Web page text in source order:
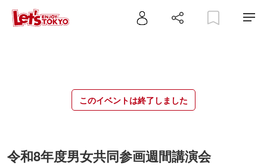
このイベントは終了しました
令和8年度男女共同参画週間講演会